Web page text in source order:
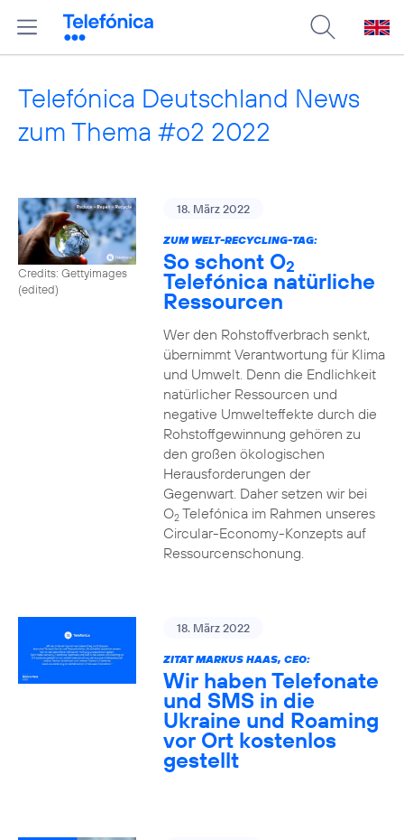
Telefónica Deutschland News
zum Thema #o2 2022
Credits: Gettyimages
(edited)
18. März 2022
ZUM WELT-RECYCLING-TAG:
So schont O2
Telefónica natürliche
Ressourcen
Wer den Rohstoffverbrach senkt,
übernimmt Verantwortung für Klima
und Umwelt. Denn die Endlichkeit
natürlicher Ressourcen und
negative Umwelteffekte durch die
Rohstoffgewinnung gehören zu
den großen ökologischen
Herausforderungen der
Gegenwart. Daher setzen wir bei
O2Telefónica im Rahmen unseres
Circular-Economy-Konzepts auf
Ressourcenschonung.
18. März 2022
ZITAT MARKUS HAAS, CEO:
Wir haben Telefonate
und SMS in die
Ukraine und Roaming
vor Ort kostenlos
gestellt